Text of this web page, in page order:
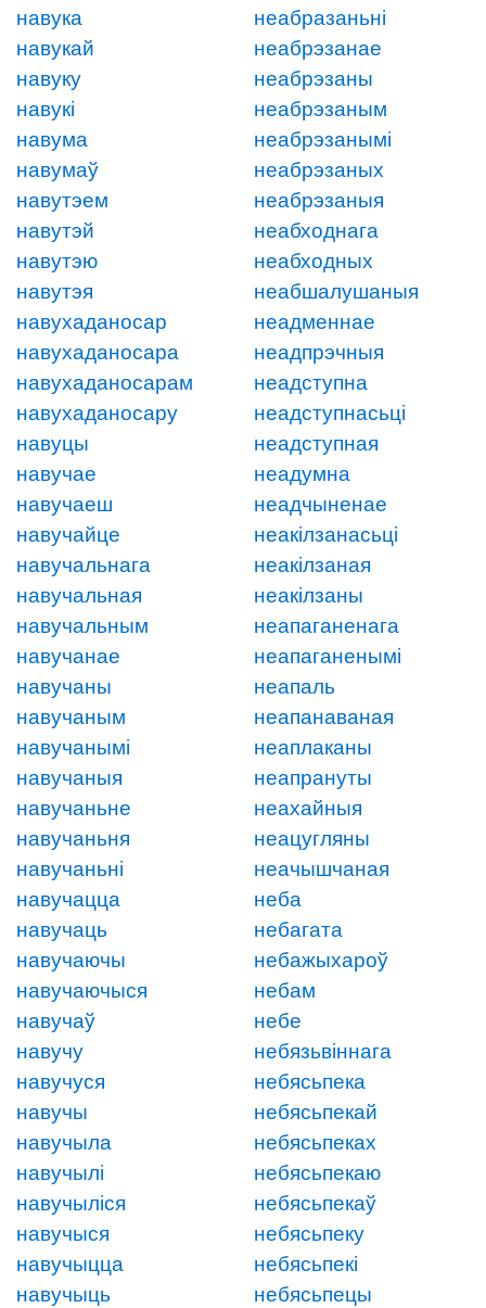
навука
навукай
навуку
навукі
навума
навумаў
навутэем
навутэй
навутэю
навутэя
навухаданосар
навухаданосара
навухаданосарам
навухаданосару
навуцы
навучае
навучаеш
навучайце
навучальнага
навучальная
навучальным
навучанае
навучаны
навучаным
навучанымі
навучаныя
навучаньне
навучаньня
навучаньні
навучацца
навучаць
навучаючы
навучаючыся
навучаў
навучу
навучуся
навучы
навучыла
навучылі
навучыліся
навучыся
навучыцца
навучыць
неабразаньні
неабрэзанае
неабрэзаны
неабрэзаным
неабрэзанымі
неабрэзаных
неабрэзаныя
неабходнага
неабходных
неабшалушаныя
неадменнае
неадпрэчныя
неадступна
неадступнасьці
неадступная
неадумна
неадчыненае
неакілзанасьці
неакілзаная
неакілзаны
неапаганенага
неапаганенымі
неапаль
неапанаваная
неаплаканы
неапрануты
неахайныя
неацугляны
неачышчаная
неба
небагата
небажыхароў
небам
небе
небязьвіннага
небясьпека
небясьпекай
небясьпеках
небясьпекаю
небясьпекаў
небясьпеку
небясьпекі
небясьпецы